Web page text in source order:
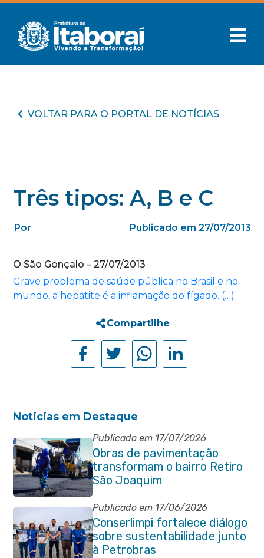
VOLTAR PARA O PORTAL DE NOTÍCIAS
Três tipos: A, B e C
Por Publicado em 27/07/2013
O São Gonçalo – 27/07/2013
Grave problema de saúde pública no Brasil e no
mundo, a hepatite é a inflamação do fígado. (…)
Compartilhe
Noticias em Destaque
Publicado em 17/07/2026
Obras de pavimentação
transformam o bairro Retiro
São Joaquim
Publicado em 17/06/2026
Conserlimpi fortalece diálogo
sobre sustentabilidade junto
à Petrobras